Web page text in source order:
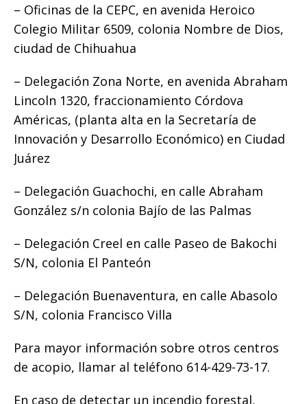
– Oficinas de la CEPC, en avenida Heroico
Colegio Militar 6509, colonia Nombre de Dios,
ciudad de Chihuahua
– Delegación Zona Norte, en avenida Abraham
Lincoln 1320, fraccionamiento Córdova
Américas, (planta alta en la Secretaría de
Innovación y Desarrollo Económico) en Ciudad
Juárez
– Delegación Guachochi, en calle Abraham
González s/n colonia Bajío de las Palmas
– Delegación Creel en calle Paseo de Bakochi
S/N, colonia El Panteón
– Delegación Buenaventura, en calle Abasolo
S/N, colonia Francisco Villa
Para mayor información sobre otros centros
de acopio, llamar al teléfono 614-429-73-17.
En caso de detectar un incendio forestal,